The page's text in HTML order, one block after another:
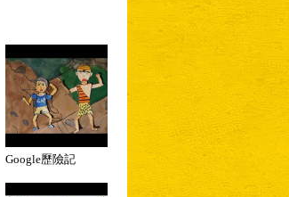
Google歷險記